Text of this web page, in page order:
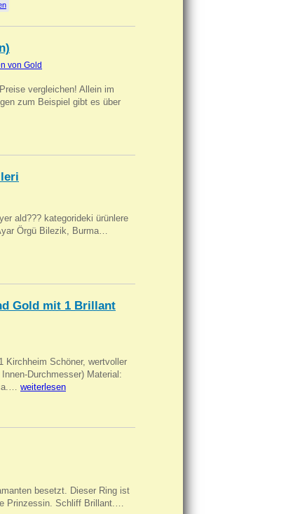
von Gold
vergleichen! Allein im
zum Beispiel gibt es über
ald??? kategorideki ürünlere
Örgü Bilezik, Burma…
Gold mit 1 Brillant
Kirchheim Schöner, wertvoller
Durchmesser) Material:
weiterlesen
besetzt. Dieser Ring ist
Prinzessin. Schliff Brillant.…